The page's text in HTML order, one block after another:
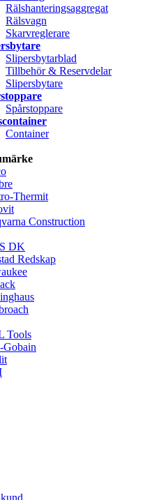
Rälshanteringsaggregat
Rälsvagn
Skarvreglerare
Slipersbytarblad
Tillbehör & Reservdelar
Slipersbytare
Spårstoppare
Container
Thermit
Construction
DK
Redskap
Tools
Gobain